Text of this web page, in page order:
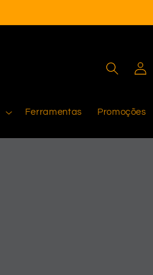
Ferramentas Promoções
Iniciar
sessão